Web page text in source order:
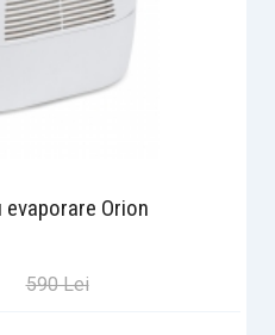
Orion
590 Lei